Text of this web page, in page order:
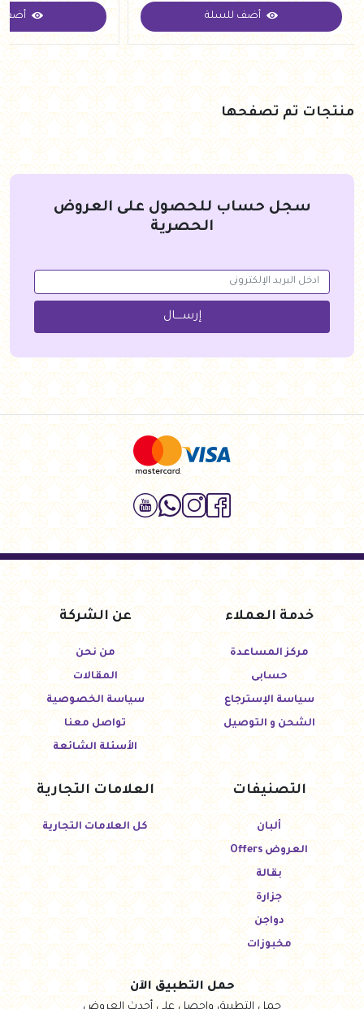
جنيه
أضف للسلة
جنيه
أضف
منتجات تم تصفحها
سجل حساب للحصول على العروض
الحصرية
إرســــال
خدمة العملاء
مركز المساعدة
حسابى
سياسة الإسترجاع
الشحن و التوصيل
عن الشركة
من نحن
المقالات
سياسة الخصوصية
تواصل معنا
الأسئلة الشائعة
التصنيفات
ألبان
العروض Offers
بقالة
جزارة
دواجن
مخبوزات
العلامات التجارية
كل العلامات التجارية
حمل التطبيق الآن